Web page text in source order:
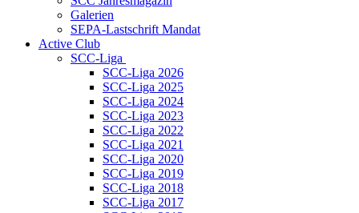
Galerien
SEPA-Lastschrift Mandat
Active Club
SCC-Liga
SCC-Liga 2026
SCC-Liga 2025
SCC-Liga 2024
SCC-Liga 2023
SCC-Liga 2022
SCC-Liga 2021
SCC-Liga 2020
SCC-Liga 2019
SCC-Liga 2018
SCC-Liga 2017